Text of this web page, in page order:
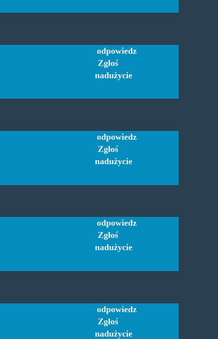
odpowiedz
Zgłoś
nadużycie
odpowiedz
Zgłoś
nadużycie
odpowiedz
Zgłoś
nadużycie
odpowiedz
Zgłoś
nadużycie